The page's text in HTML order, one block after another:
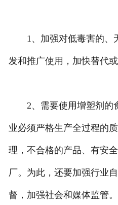
1、加强对低毒害的、
发和推广使用，加快替代
2、需要使用增塑剂的
业必须严格生产全过程的
理，不合格的产品、有安
厂。为此，还要加强行业
督，加强社会和媒体监管。